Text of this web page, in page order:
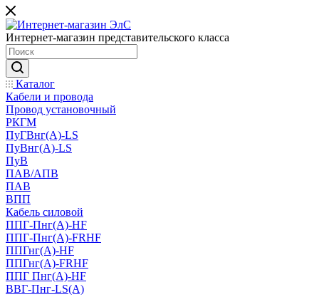
Интернет-магазин представительского класса
Каталог
Кабели и провода
Провод установочный
РКГМ
ПуГВнг(А)-LS
ПуВнг(А)-LS
ПуВ
ПАВ/АПВ
ПАВ
ВПП
Кабель силовой
ППГ-Пнг(А)-HF
ППГ-Пнг(А)-FRHF
ППГнг(А)-HF
ППГнг(А)-FRHF
ППГ Пнг(А)-HF
ВВГ-Пнг-LS(А)